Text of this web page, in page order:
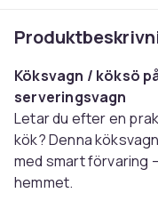
Köksvagn / köksö
serveringsvagn
Letar du efter en
kök? Denna
med smart förvaring
hemmet.